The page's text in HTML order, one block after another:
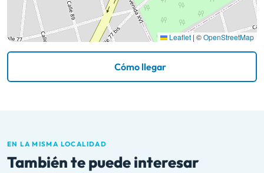
Leaflet | ©OpenStreetMap
Cómo llegar
EN LA MISMA LOCALIDAD
También te puede interesar